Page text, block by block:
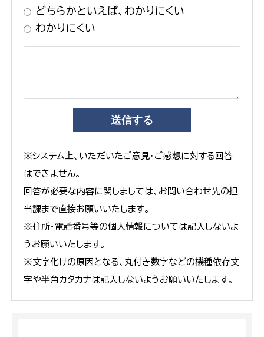
どちらかといえば、わかりにくい
わかりにくい
※システム上、いただいたご意見・ご感想に対する回答
はできません。
回答が必要な内容に関しましては、お問い合わせ先の担
当課まで直接お願いいたします。
※住所・電話番号等の個人情報については記入しないよ
うお願いいたします。
※文字化けの原因となる、丸付き数字などの機種依存文
字や半角カタカナは記入しないようお願いいたします。